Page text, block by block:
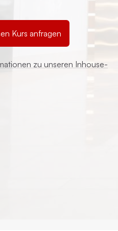
Kurs anfragen
zu unseren Inhouse-